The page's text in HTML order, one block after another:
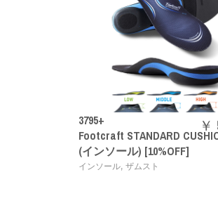
CUSHION+
￥ 5049
SHBAZ2M
パワークッ
バドミントンシ